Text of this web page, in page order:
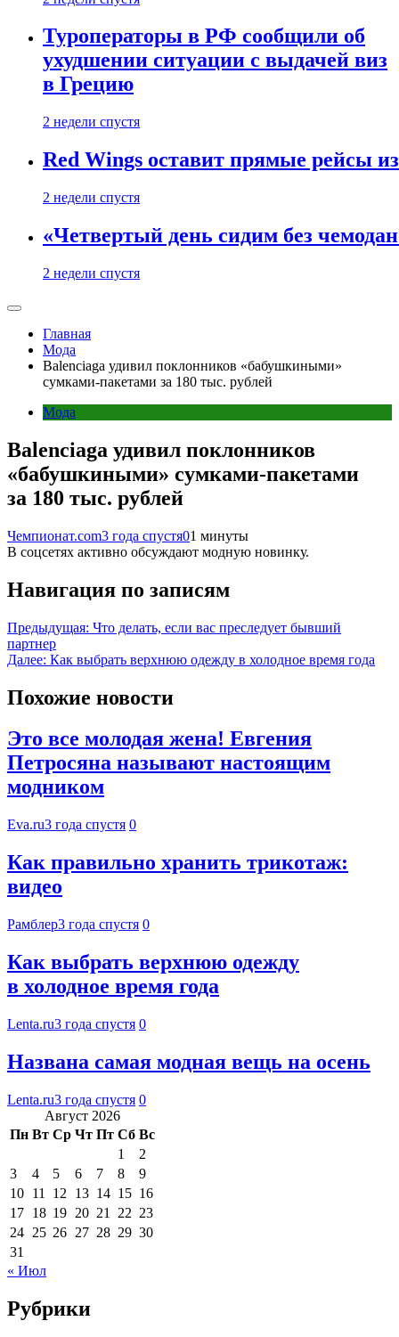
Туроператоры в РФ сообщили об
ухудшении ситуации с выдачей виз
в Грецию
2 недели спустя
Red Wings оставит прямые рейсы
2 недели спустя
«Четвертый день сидим без
2 недели спустя
Главная
Мода
Balenciaga удивил поклонников «бабушкиными»
сумками-пакетами за 180 тыс. рублей
Мода
Balenciaga удивил поклонников
«бабушкиными» сумками-пакетами
за 180 тыс. рублей
Чемпионат.com3 года спустя01 минуты
В соцсетях активно обсуждают модную новинку.
Навигация по записям
Предыдущая: Что делать, если вас преследует бывший
партнер
Далее: Как выбрать верхнюю одежду в холодное время года
Похожие новости
Это все молодая жена! Евгения
Петросяна называют настоящим
модником
Eva.ru3 года спустя 0
Как правильно хранить трикотаж:
видео
Рамблер3 года спустя 0
Как выбрать верхнюю одежду
в холодное время года
Lenta.ru3 года спустя 0
Названа самая модная вещь на осень
Lenta.ru3 года спустя 0
Август 2026
Пн Вт Ср Чт Пт Сб Вс
1
2
3
4 5 6 7 8
9
10 11 12 13 14 15 16
17 18 19 20 21 22 23
24 25 26 27 28 29 30
31
« Июл
Рубрики